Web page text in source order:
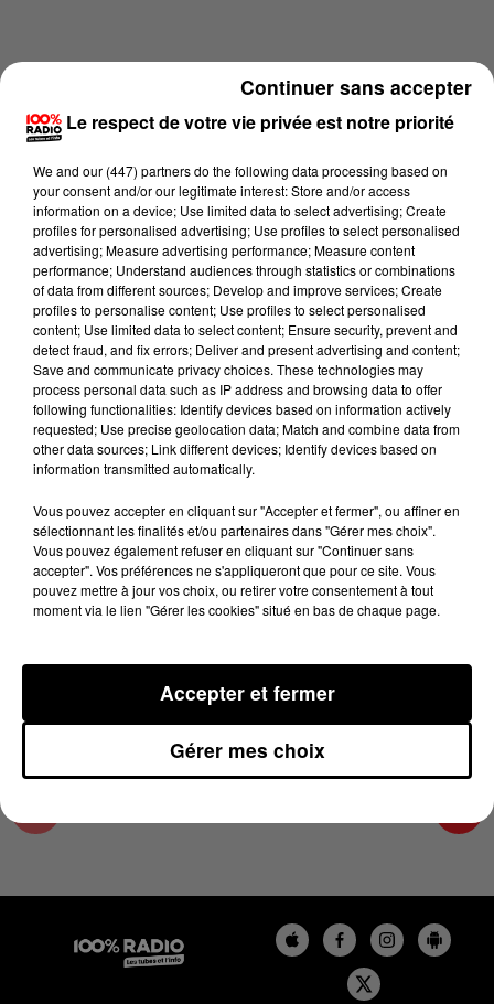
Lecture (2 min 23 sec)
100%
100% Radio les infos du Pays Catalan
17 novembre 2025 - 2 min 23 sec
LES INFOS DU PAYS CATALAN DU 17/11/2025
À 10H00
Podcasts infos du Pays Catalan
Le respect de votre vie privée est notre priorité
We and our (447) partnersdo the following data processing based on
your consent and/or our legitimate interest: Store and/or access
information on a device; Use limited data to select advertising; Create
profiles for personalised advertising; Use profiles to select personalised
advertising; Measure advertising performance; Measure content
performance; Understand audiences through statistics or combinations
of data from different sources; Develop and improve services; Create
profiles to personalise content; Use profiles to select personalised
content; Use limited data to select content; Ensure security, prevent and
detect fraud, and fix errors; Deliver and present advertising and content;
Save and communicate privacy choices. These technologies may
process personal data such as IP address and browsing data to offer
following functionalities: Identify devices based on information actively
requested; Use precise geolocation data; Match and combine data from
other data sources; Link different devices; Identify devices based on
information transmitted automatically.
Vous pouvez accepter en cliquant sur "Accepter et fermer", ou affiner en
sélectionnant les finalités et/ou partenaires dans "Gérer mes choix".
Vous pouvez également refuser en cliquant sur "Continuer sans
accepter". Vos préférences ne s'appliqueront que pour ce site. Vous
pouvez mettre à jour vos choix, ou retirer votre consentement à tout
moment via le lien "Gérer les cookies" situé en bas de chaque page.
Gérer mes choix
Accepter et fermer
Continuer sans accepter